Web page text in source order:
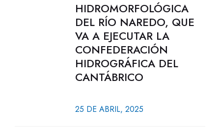
HIDROMORFOLÓGICA
DEL RÍO NAREDO, QUE
VA A EJECUTAR LA
CONFEDERACIÓN
HIDROGRÁFICA DEL
CANTÁBRICO
25 DE ABRIL, 2025